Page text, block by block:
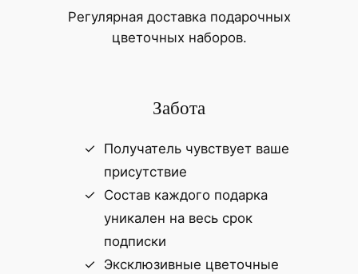
Регулярная доставка подарочных
цветочных наборов.
Забота
Получатель чувствует ваше
присутствие
Состав каждого подарка
уникален на весь срок
подписки
Эксклюзивные цветочные